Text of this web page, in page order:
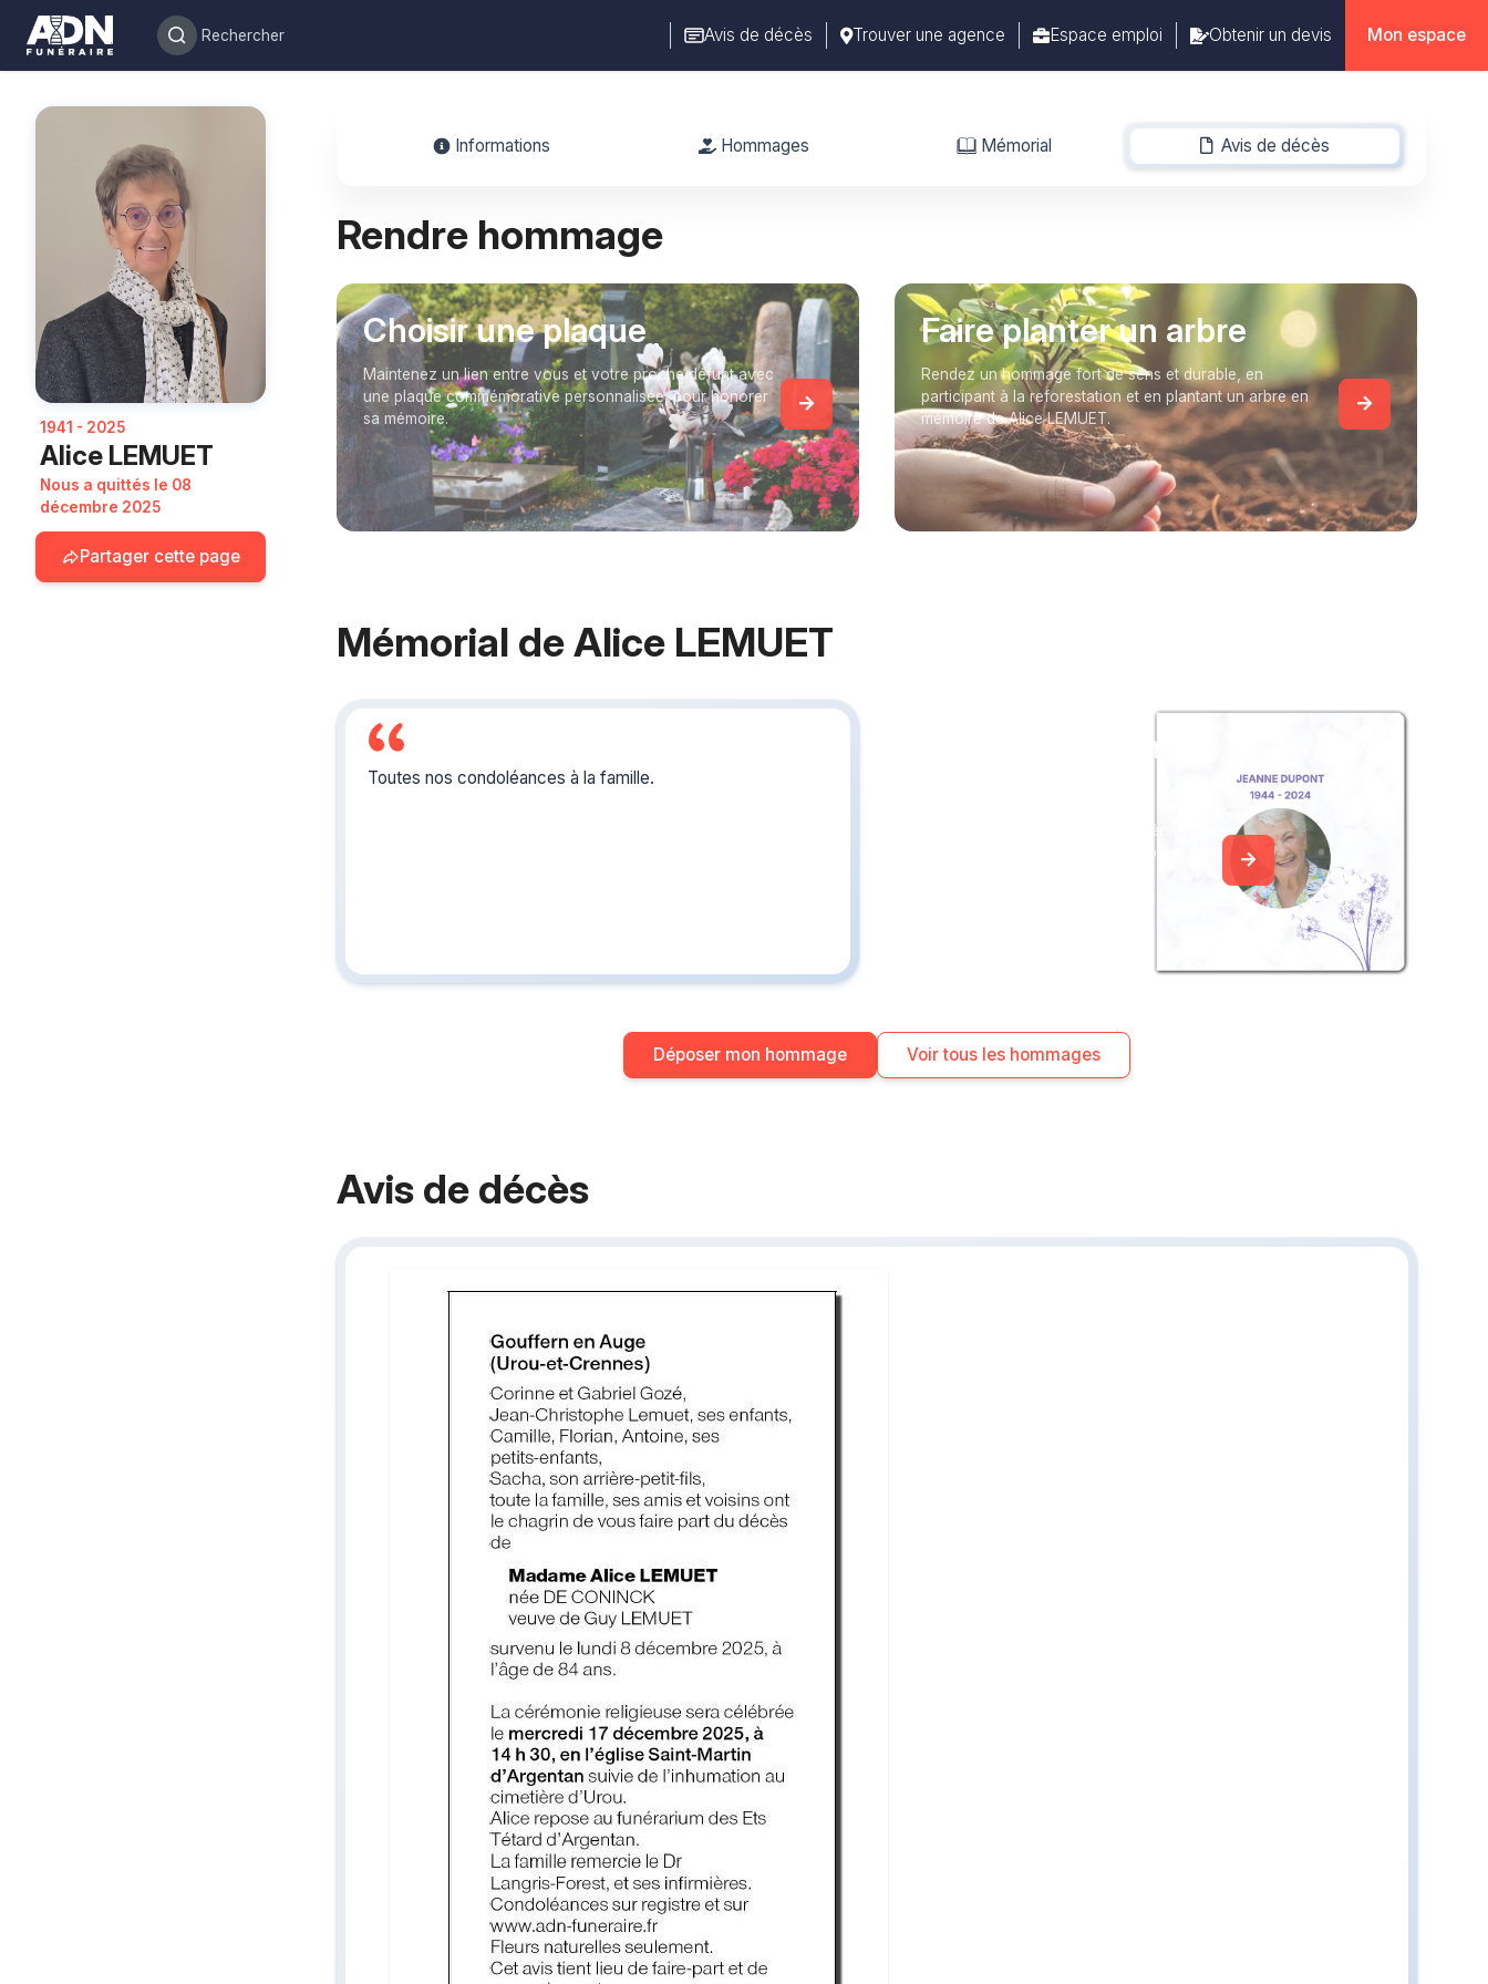
Avis de décès Trouver une agence Espace emploi Obtenir un devis Mon espace
1941 - 2025
Alice LEMUET
Nous a quittés le 08
décembre 2025
Partager cette page
Informations Hommages Mémorial Avis de décès
-
Rendre hommage
Choisir une plaque
Maintenez un lien entre vous et votre proche défunt avec
une plaque commémorative personnalisée, pour honorer
sa mémoire.
Faire planter un arbre
Rendez un hommage fort de sens et durable, en
participant à la reforestation et en plantant un arbre en
mémoire de Alice LEMUET.
Mémorial de Alice LEMUET
Toutes nos condoléances à la famille.
Créez un album
Créez un album collaboratif en réunissant
les hommages à Alice LEMUET, pour vous
Déposer mon hommage Voir tous les hommages
Avis de décès